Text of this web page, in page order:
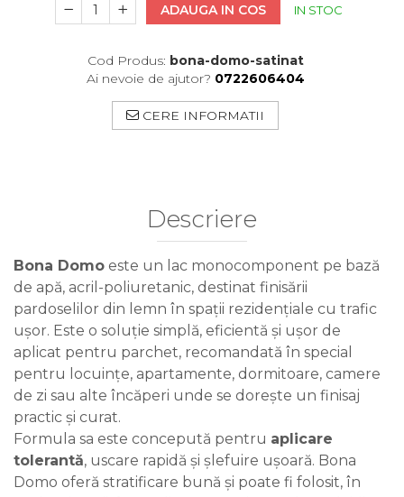
ADAUGA IN COS IN STOC
Cod Produs: bona-domo-satinat
Ai nevoie de ajutor? 0722606404
CERE INFORMATII
Descriere
Bona Domo este un lac monocomponent pe bază
de apă, acril-poliuretanic, destinat finisării
pardoselilor din lemn în spații rezidențiale cu trafic
ușor. Este o soluție simplă, eficientă și ușor de
aplicat pentru parchet, recomandată în special
pentru locuințe, apartamente, dormitoare, camere
de zi sau alte încăperi unde se dorește un finisaj
practic și curat.
Formula sa este concepută pentru aplicare
tolerantă, uscare rapidă și șlefuire ușoară. Bona
Domo oferă stratificare bună și poate fi folosit, în